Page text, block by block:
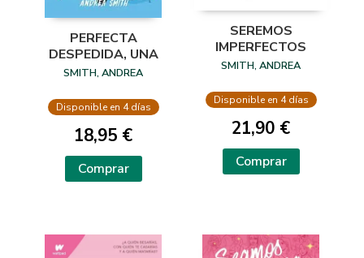
PERFECTA
DESPEDIDA, UNA
SMITH, ANDREA
Disponible en 4 días
18,95 €
Comprar
SEREMOS
IMPERFECTOS
SMITH, ANDREA
Disponible en 4 días
21,90 €
Comprar